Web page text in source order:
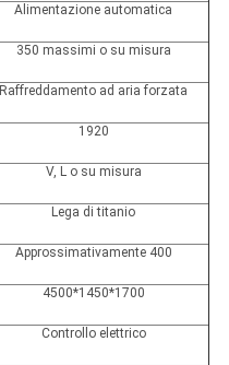
Alimentazione automatica
350 massimi o su misura
Raffreddamento ad aria forzata
1920
V, L o su misura
Lega di titanio
Approssimativamente 400
4500*1450*1700
Controllo elettrico